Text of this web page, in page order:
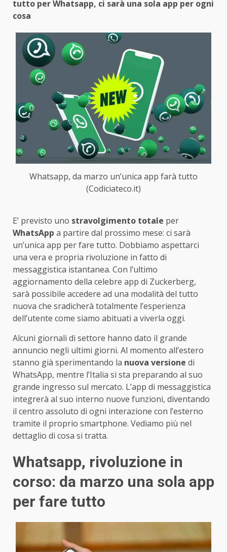
tutto per Whatsapp, ci sarà una sola app per ogni
cosa
Whatsapp, da marzo un’unica app farà tutto
(Codiciateco.it)
E’ previsto uno stravolgimento totale per
WhatsApp a partire dal prossimo mese: ci sarà
un’unica app per fare tutto. Dobbiamo aspettarci
una vera e propria rivoluzione in fatto di
messaggistica istantanea. Con l’ultimo
aggiornamento della celebre app di Zuckerberg,
sarà possibile accedere ad una modalità del tutto
nuova che sradicherà totalmente l’esperienza
dell’utente come siamo abituati a viverla oggi.
Alcuni giornali di settore hanno dato il grande
annuncio negli ultimi giorni. Al momento all’estero
stanno già sperimentando la nuova versione di
WhatsApp, mentre l’Italia si sta preparando al suo
grande ingresso sul mercato. L’app di messaggistica
integrerà al suo interno nuove funzioni, diventando
il centro assoluto di ogni interazione con l’esterno
tramite il proprio smartphone. Vediamo più nel
dettaglio di cosa si tratta.
Whatsapp, rivoluzione in
corso: da marzo una sola app
per fare tutto